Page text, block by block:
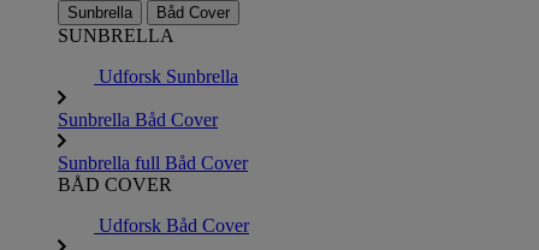
Sunbrella Båd Cover
SUNBRELLA
Udforsk Sunbrella
Sunbrella Båd Cover
Sunbrella full Båd Cover
BÅD COVER
Udforsk Båd Cover